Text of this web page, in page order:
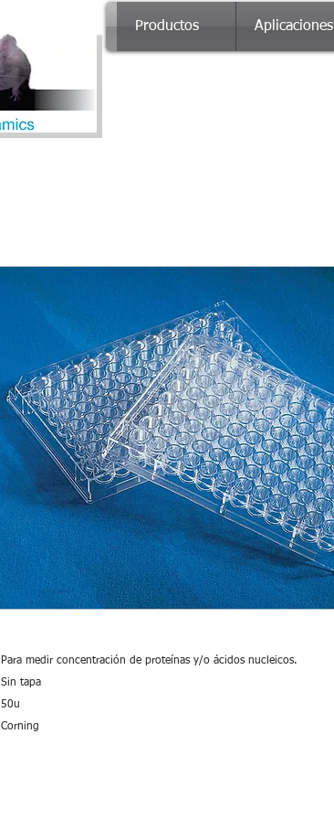
Productos Aplicaciones
Para medir concentración de proteínas y/o ácidos nucleicos.
Sin tapa
50u
Corning